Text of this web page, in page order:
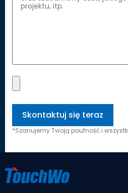
*Szanujemy Twoją poufność i